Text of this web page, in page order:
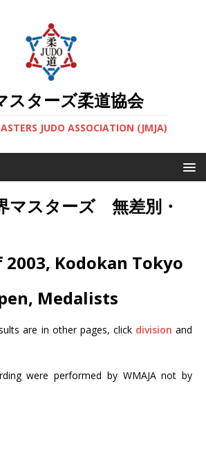
スターズ柔道協会
JUDO ASSOCIATION (JMJA)
スターズ 無差別・
2003, Kodokan Tokyo
Medalists
are in other pages, click division and
were performed by WMAJA not by